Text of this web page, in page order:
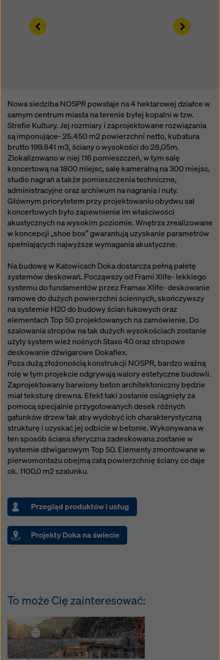
Left Right
Nowa siedziba NOSPR powstaje na 4 hektarowej działce w
samym centrum miasta na terenie byłej kopalni w tzw.
Strefie Kultury. Jej rozmiary i zaprojektowane rozwiązania
są imponujące- 25.450 m2 powierzchni netto, kubatura
brutto 199.841 m3, ściany o wysokości do 28,05m.
Zlokalizowano w niej 116 pomieszczeń, w tym salę
koncertową na 1800 miejsc, salę kameralną na 300 miejsc,
studio nagrań a także pomieszczenia techniczne,
administracyjne oraz archiwum na nagrania i nuty.
Głównym priorytetem przy projektowaniu obydwu sal
koncertowych było zapewnienie im właściwości
akustycznych na wysokim poziomie. Wnętrza zrealizowane
w koncepcji „shoe box” gwarantują uzyskanie parametrów
spełniających najwyższe wymagania akustyczne.
Na budowę w Katowicach Doka dostarcza pełną paletę
systemów deskowań. Począwszy od Frami Xlife- lekkiego
systemu do fundamentów przez Framax Xlife- deskowanie
ramowe do dużych powierzchni ściennych, skończywszy
na systemie H20 do budowy ścian łukowych oraz
elementach Top 50 projektowanych na zamówienie. Do
szalowania stropów na tak dużych wysokościach zostanie
użyty system wież nośnych Staxo 40 oraz stropowe
deskowanie dźwigarowe Dokaflex.
Poza dużą złożonością konstrukcji NOSPR, bardzo ważną
rolę w tym projekcie odgrywają walory estetyczne budowli.
Zaprojektowany barwiony beton architektoniczny będzie
miał teksturę drewna. Efekt taki zostanie osiągnięty za
pomocą specjalnie przygotowanych desek różnych
gatunków drzew tak aby wydobyć ich charakterystyczną
strukturę i uzyskać jej odbicie w betonie. Wykonywana w
ten sposób ściana sferyczna zadeskowana zostanie w
systemie dźwigarowym Top 50. Elementy zmontowane w
pierwomontażu obejmą całą powierzchnię ściany co daje
ok. 1100,0 m2 szalunku.
Przegląd produktów i usług
Projekty Doka na świecie
To może Cię zainteresować:
że nie ma skutecznych środków prawnych przeciwko
temu. Użytkownik może odrzucić wszystkie pliki
przyszłość i bez podawania przyczyny, klikając
ustawienia plików cookiena dole tej witryny.
Więcej informacji na temat naszych plików cookie
można znaleźćw naszej polityce prywatności.
Oferujemy również opcję wyboru plików cookie
(zaawansowane ustawienia plików cookie).